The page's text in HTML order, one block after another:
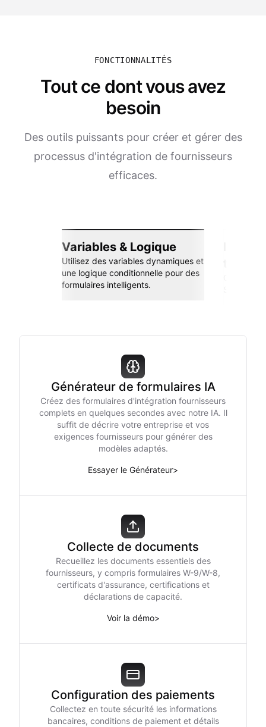
FONCTIONNALITÉS
Tout ce dont vous avez
besoin
Des outils puissants pour créer et gérer des
processus d'intégration de fournisseurs
efficaces.
Variables & Logique
Utilisez des variables dynamiques et
une logique conditionnelle pour des
formulaires intelligents.
Générateur de formulaires IA
Créez des formulaires d'intégration fournisseurs
complets en quelques secondes avec notre IA. Il
suffit de décrire votre entreprise et vos
exigences fournisseurs pour générer des
modèles adaptés.
Essayer le Générateur>
Collecte de documents
Recueillez les documents essentiels des
fournisseurs, y compris formulaires W-9/W-8,
certificats d'assurance, certifications et
déclarations de capacité.
Voir la démo>
Configuration des paiements
Collectez en toute sécurité les informations
bancaires, conditions de paiement et détails